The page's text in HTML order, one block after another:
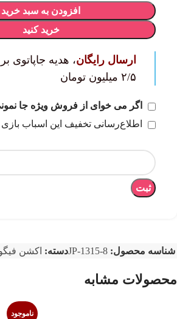
افزودن به سبد خرید
خرید کنید
ارسال رایگان، هدیه جاپاتوی
۲/۵ میلیون تومان
اگر می خوای از فروش ویژه جا
اطلاع‌رسانی تخفیف این اسباب بازی
ثبت
شناسه محصول: JP-1315-8دسته: اکشن
محصولات مشابه
ناموجود